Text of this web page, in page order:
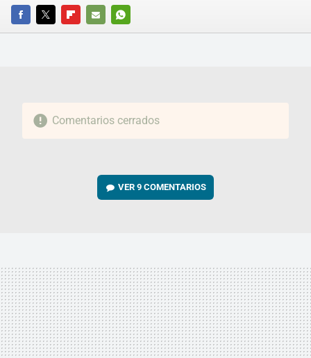
FACEBOOKTWITTERFLIPBOARD
E-
WHATSAPP
Comentarios cerrados
VER9 COMENTARIOS